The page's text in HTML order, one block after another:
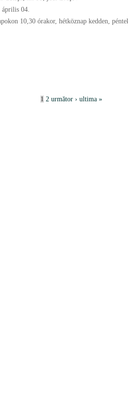
április 04.
10,30 órakor, hétköznap kedden,
1 2 următor › ultima »